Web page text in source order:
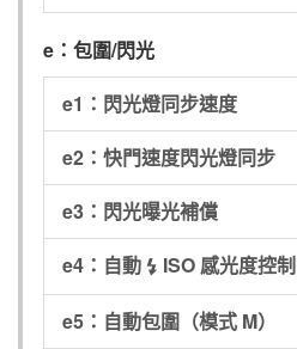
e：包圍/閃光
e1：閃光燈同步速度
e2：快門速度閃光燈同步
e3：閃光曝光補償
e4：自動 c ISO 感光度控制
e5：自動包圍（模式 M）